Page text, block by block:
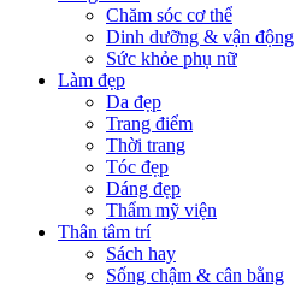
Chăm sóc cơ thể
Dinh dưỡng & vận động
Sức khỏe phụ nữ
Làm đẹp
Da đẹp
Trang điểm
Thời trang
Tóc đẹp
Dáng đẹp
Thẩm mỹ viện
Thân tâm trí
Sách hay
Sống chậm & cân bằng